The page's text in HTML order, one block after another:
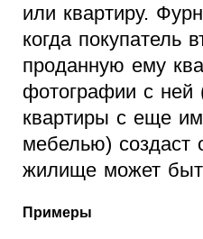
или квартиру.
когда покупатель
проданную ему
фотографии с ней
квартиры с еще
мебелью) создаст
жилище может
Примеры